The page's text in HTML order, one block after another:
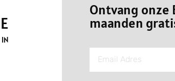
IN
Ontvang onze
maanden